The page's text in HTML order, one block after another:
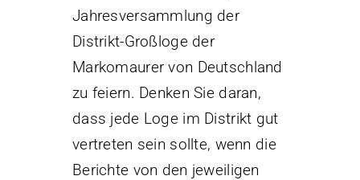
Jahresversammlung der
Distrikt-Großloge der
Markomaurer von Deutschland
zu feiern. Denken Sie daran,
dass jede Loge im Distrikt gut
vertreten sein sollte, wenn die
Berichte von den jeweiligen